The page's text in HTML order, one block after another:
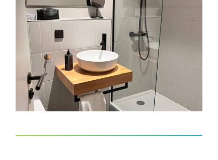
content/uploads/2026/02/wolfsburg_-8.jpg
content/uploads/2026/02/wolfsburg_-9.jpg